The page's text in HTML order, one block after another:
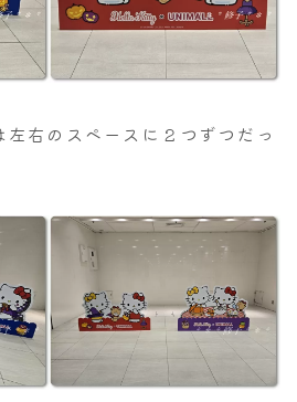
左右のスペースに２つずつだっ